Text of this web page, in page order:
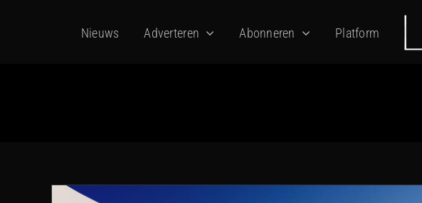
Nieuws Adverteren Abonneren Platform